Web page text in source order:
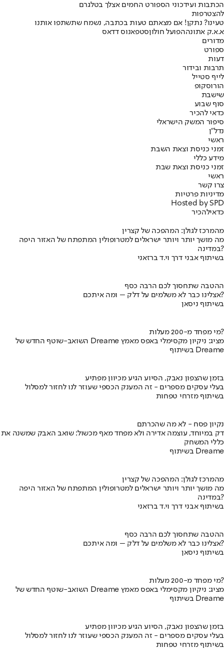
הכתבות ועידכוני הספורט החמים אצלך בטלגרם
להצטרפות
טעינו? נתקן! אם מצאתם טעות בכתבה, נשמח שתשתפו אותנו
א.א.ק אתונההפועל חולוןסטפאנוס דדאס
מדורים
ספורט
דעות
תרבות ובידור
לייף סטייל
הורוסקופ
שישבת
סוף שבוע
כדאי להכיר
סיפור המשק הישראלי
נדל"ן
ראשי
זמני כניסת וצאת השבת
מידע כללי
זמני כניסת וצאת שבת
ראשי
צרו קשר
מדיניות פרטיות
Hosted by SPD
כדאילהכיר
מהמרכז לגולן: המהפכה של קצרין
מה מושך יותר ויותר ישראלים למטרופולין המתפתח של האזור היפה
במדינה?
בשיתוף אבני דרך וי.ד ברזאני
ההטבה שתחסוך לכם הרבה כסף
אצלינו כבר לא משלמים על דלק – ומה איתכם?
בשיתוף ניסאן
מי מפחד מ-200 מעלות?
השואב-שוטף החדש של Dreame מציג: ניקיון מקסימלי באפס מאמץ
בשיתוף Dreame
בזמן שהצפון נאבק, הסיוע הגיע מכיוון מפתיע
בעלי עסקים מספרים - זה המענק הכספי שעוזר לנו לחזור למסלול
בשיתוף מזרחי טפחות
נקיון פסח - לא מה שהכרתם
דק במיוחד, עוצמה אדירה ולא מפחד מאף מכשול: שואב האבק שמשנה את
כללי המשחק
בשיתוף Dreame
מהמרכז לגולן: המהפכה של קצרין
מה מושך יותר ויותר ישראלים למטרופולין המתפתח של האזור היפה
במדינה?
בשיתוף אבני דרך וי.ד ברזאני
ההטבה שתחסוך לכם הרבה כסף
אצלינו כבר לא משלמים על דלק – ומה איתכם?
בשיתוף ניסאן
מי מפחד מ-200 מעלות?
השואב-שוטף החדש של Dreame מציג: ניקיון מקסימלי באפס מאמץ
בשיתוף Dreame
בזמן שהצפון נאבק, הסיוע הגיע מכיוון מפתיע
בעלי עסקים מספרים - זה המענק הכספי שעוזר לנו לחזור למסלול
בשיתוף מזרחי טפחות